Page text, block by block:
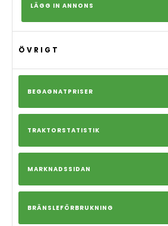
LÄGG IN ANNONS
ÖVRIGT
BEGAGNATPRISER
TRAKTORSTATISTIK
MARKNADSSIDAN
BRÄNSLEFÖRBRUKNING